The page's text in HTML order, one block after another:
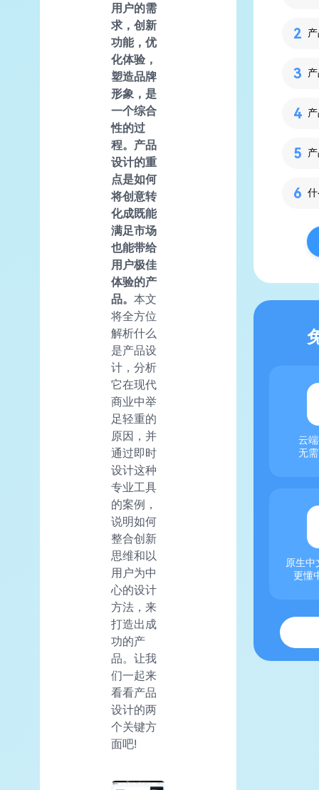
用户的需
求，创新
功能，优
化体验，
塑造品牌
形象，是
一个综合
性的过
程。产品
设计的重
点是如何
将创意转
化成既能
满足市场
也能带给
用户极佳
体验的产
品。 本文
将全方位
解析什么
是产品设
计，分析
它在现代
商业中举
足轻重的
原因，并
通过即时
设计这种
专业工具
的案例，
说明如何
整合创新
思维和以
用户为中
心的设计
方法，来
打造出成
功的产
品。让我
们一起来
看看产品
设计的两
个关键方
面吧!
云
无
原生中
更懂